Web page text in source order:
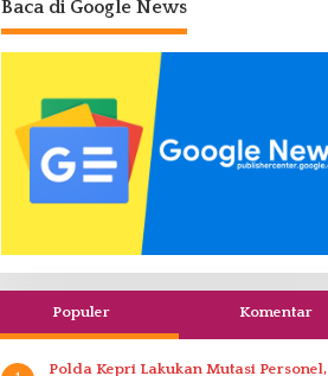
Baca di Google News
Populer Komentar
Polda Kepri Lakukan Mutasi Personel,